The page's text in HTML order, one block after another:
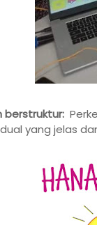
berstruktur:
yang jelas